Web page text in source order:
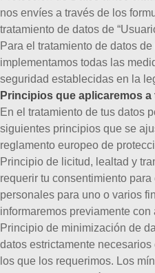
nos envíes a través de los
tratamiento de datos de
Para el tratamiento de datos
implementamos todas las
seguridad establecidas en la
Principios que aplicaremos
En el tratamiento de tus datos
siguientes principios que se
reglamento europeo de
Principio de licitud, lealtad y
requerir tu consentimiento
personales para uno o varios
informaremos previamente
Principio de minimización de
datos estrictamente
los que los requerimos. Los